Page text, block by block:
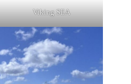
Viking SEA